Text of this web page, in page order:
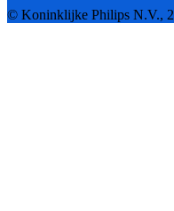
© Koninklijke Philips N.V.,